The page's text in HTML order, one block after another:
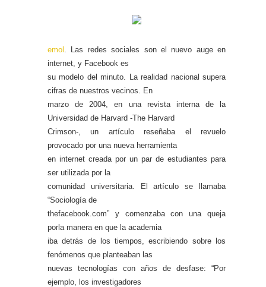
emol
. Las redes sociales son el nuevo auge en
internet, y Facebook es
su modelo del minuto. La realidad nacional supera
cifras de nuestros vecinos. En
marzo de 2004, en una revista interna de la
Universidad de Harvard -The Harvard
Crimson-, un artículo reseñaba el revuelo
provocado por una nueva herramienta
en internet creada por un par de estudiantes para
ser utilizada por la
comunidad universitaria. El artículo se llamaba
“Sociología de
thefacebook.com” y comenzaba con una queja
porla manera en que la academia
iba detrás de los tiempos, escribiendo sobre los
fenómenos que planteaban las
nuevas tecnologías con años de desfase: “Por
ejemplo, los investigadores